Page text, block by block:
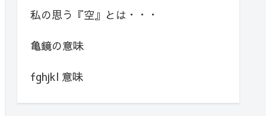
私の思う『空』とは・・・
亀鏡の意味
fghjkl 意味